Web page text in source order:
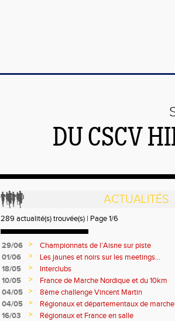
DU CSCV
ACTUALITÉS
289 actualité(s) trouvée(s) | Page 1/6
29/06 >
Championnats de l'Aisne sur piste
01/06
>
Les jaunes et noirs sur les meetings...
18/05
>
Interclubs
10/05
>
France de Marche Nordique et du 10km
04/05
>
8ème challenge Vincent Martin
04/05
>
Régionaux et départementaux de
16/03
>
Régionaux et France en salle